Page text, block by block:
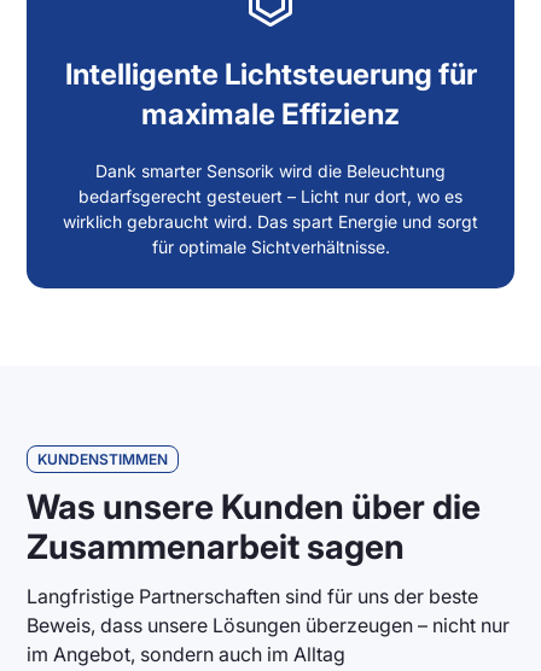
Intelligente Lichtsteuerung für
maximale Effizienz
Dank smarter Sensorik wird die Beleuchtung
bedarfsgerecht gesteuert – Licht nur dort, wo es
wirklich gebraucht wird. Das spart Energie und sorgt
für optimale Sichtverhältnisse.
KUNDENSTIMMEN
Was unsere Kunden über die
Zusammenarbeit sagen
Langfristige Partnerschaften sind für uns der beste
Beweis, dass unsere Lösungen überzeugen – nicht nur
im Angebot, sondern auch im Alltag